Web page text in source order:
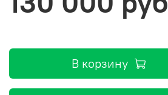
В корзину